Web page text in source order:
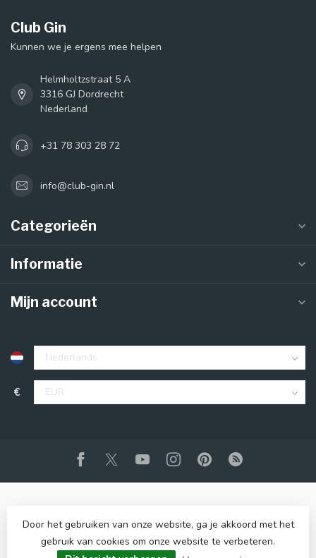
Club Gin
Kunnen we je ergens mee helpen
Helmholtzstraat 5 A
3316 GJ Dordrecht
Nederland
+31 78 303 28 72
info@club-gin.nl
Categorieën
Informatie
Mijn account
€
© Copyright 2026 Club Gin- Powered byLightspeed-Lightspeed
Door het gebruiken van onze website, ga je akkoord met het
gebruik van cookies om onze website te verbeteren.